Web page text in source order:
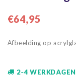
€64,95
Afbeelding op
2-4 WERKDAGEN